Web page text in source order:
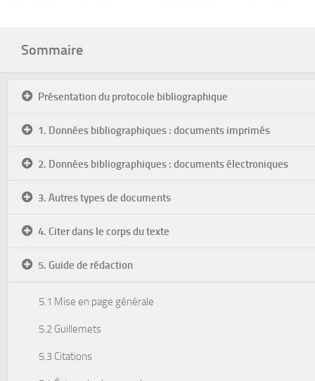
Sommaire
Présentation du protocole bibliographique
1. Données bibliographiques : documents imprimés
2. Données bibliographiques : documents électroniques
3. Autres types de documents
4. Citer dans le corps du texte
5. Guide de rédaction
5.1 Mise en page générale
5.2 Guillemets
5.3 Citations